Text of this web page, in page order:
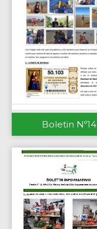
Boletin Nº14